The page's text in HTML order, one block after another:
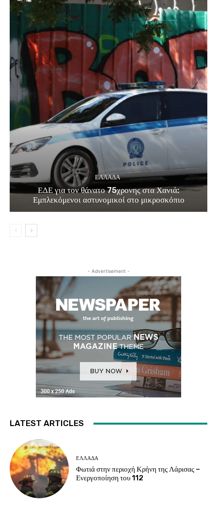
ΕΛΛΑΔΑ
ΕΔΕ για τον θάνατο 75χρονης στα Χανιά:
Εμπλεκόμενοι αστυνομικοί στο μικροσκόπιο
- Advertisement -
LATEST ARTICLES
ΕΛΛΑΔΑ
Φωτιά στην περιοχή Κρήνη της Λάρισας –
Ενεργοποίηση του 112